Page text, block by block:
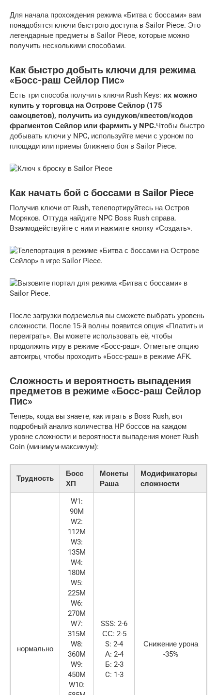
Для начала прохождения режима «Битва с боссами» вам
понадобятся ключи быстрого доступа в Sailor Piece. Это
легендарные предметы в Sailor Piece, которые можно
получить несколькими способами.
Как быстро добыть ключи для режима
«Босс-раш Сейлор Пис»
Есть три способа получить ключи Rush Keys: их можно
купить у торговца на Острове Сейлор (175
самоцветов), получить из сундуков/квестов/кодов
фрагментов Сейлор или фармить у NPC.Чтобы быстро
добывать ключи у NPC, используйте мечи с уроном по
площади или приемы ближнего боя в Sailor Piece.
Как начать бой с боссами в Sailor Piece
Получив ключи от Rush, телепортируйтесь на Остров
Моряков. Оттуда найдите NPC Boss Rush справа.
Взаимодействуйте с ним и нажмите кнопку «Создать».
После загрузки подземелья вы сможете выбрать уровень
сложности. После 15-й волны появится опция «Платить и
переиграть». Вы можете использовать её, чтобы
продолжить игру в режиме «Босс-раш». Отметьте опцию
автоигры, чтобы проходить «Босс-раш» в режиме AFK.
Сложность и вероятность выпадения
предметов в режиме «Босс-раш Сейлор
Пис»
Теперь, когда вы знаете, как играть в Boss Rush, вот
подробный анализ количества HP боссов на каждом
уровне сложности и вероятности выпадения монет Rush
Coin (минимум-максимум):
Трудность
Босс
ХП
Монеты
Раша
Модификаторы
сложности
нормально
W1:
90M
W2:
112M
W3:
135M
W4:
180M
W5:
225M
W6:
270M
W7:
315M
W8:
360M
W9:
450M
W10:
SSS: 2-6
СС: 2-5
S: 2-4
А: 2-4
Б: 2-3
C: 1-3
Снижение урона
-35%